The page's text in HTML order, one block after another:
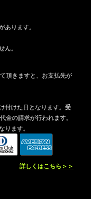
ります。
。
頂きますと、お支払先が
付けた日となります。受
金の請求が行われます。
ます。
詳しくはこちら＞＞